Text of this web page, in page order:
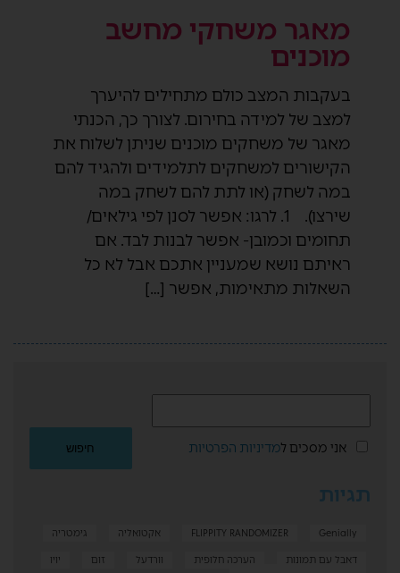
מאגר משחקי מחשב
מוכנים
בעקבות המצב כולם מתחילים להיערך
למצב של למידה בחירום. לצורך כך, הכנתי
מאגר של משחקים מוכנים שניתן לשלוח את
הקישורים למשחקים לתלמידים ולהגיד להם
במה לשחק (או לתת להם לשחק במה
שירצו). 1. לרגו: אפשר לסנן לפי גילאים/
תחומים וכמובן- אפשר לבנות לבד. אם
ראיתם נושא שמעניין אתכם אבל לא כל
השאלות מתאימות, אפשר […]
אני מסכים למדיניות הפרטיות
תגיות
FLIPPITY RANDOMIZER Genially אקטואליה
גימטריה
דאבל עם תמונות
הערכה חלופית וורדעל זום יויו